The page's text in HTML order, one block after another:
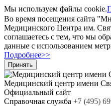
Мы используем файлы cookie.
Во время посещения сайта
Медицинского Центра им.
соглашаетесь с тем, что мы
данные с использованием
Подробнее>>
Принять
Медицинский центр имени
Официальный сайт
Cправочная служба +7 (495)